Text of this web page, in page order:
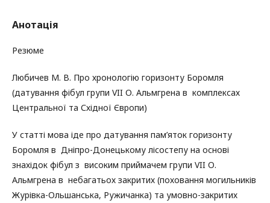
Анотація
Резюме
Любичев М. В. Про хронологію горизонту Боромля
(датування фібул групи VII О. Альмгрена в комплексах
Центральної та Східної Європи)
У статті мова іде про датування пам’яток горизонту
Боромля в Дніпро-Донецькому лісостепу на основі
знахідок фібул з високим приймачем групи VII О.
Альмгрена в небагатьох закритих (поховання могильників
Журівка-Ольшанська, Ружичанка) та умовно-закритих